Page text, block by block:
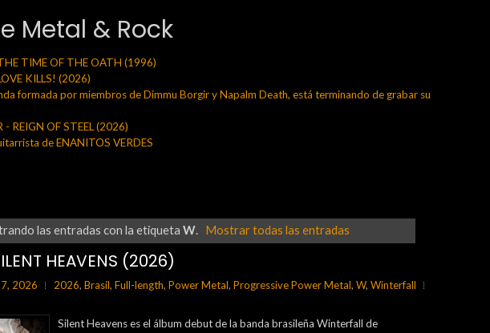
Metal & Rock
TIME OF THE OATH (1996)
KILLS! (2026)
formada por miembros de Dimmu Borgir y Napalm Death, está terminando de grabar su
- REIGN OF STEEL (2026)
de ENANITOS VERDES
las entradas con la etiquetaW. Mostrar todas las entradas
HEAVENS (2026)
2026 2026, Brasil, Full-length, Power Metal, Progressive Power Metal, W, Winterfall
Silent Heavens es el álbum debut de la banda brasileña Winterfall de